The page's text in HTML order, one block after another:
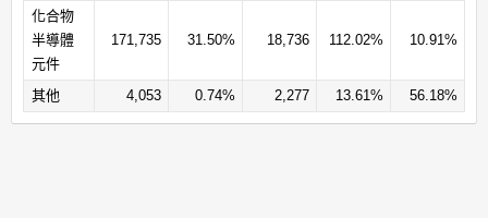
化合物
半導體
元件
171,735 31.50% 18,736 112.02% 10.91%
其他 4,053 0.74% 2,277 13.61% 56.18%